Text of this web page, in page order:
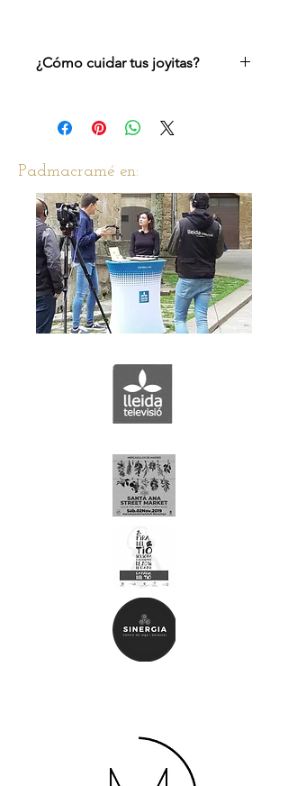
¿Cómo cuidar tus joyitas?
el esmalte no echar colonias ni
productos abrasivos encima.
Padmacramé en: